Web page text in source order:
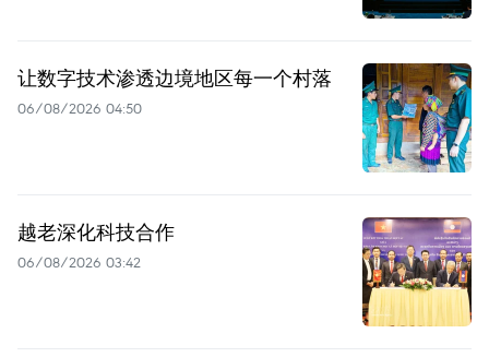
让数字技术渗透边境地区每一个村落
06/08/2026 04:50
越老深化科技合作
06/08/2026 03:42